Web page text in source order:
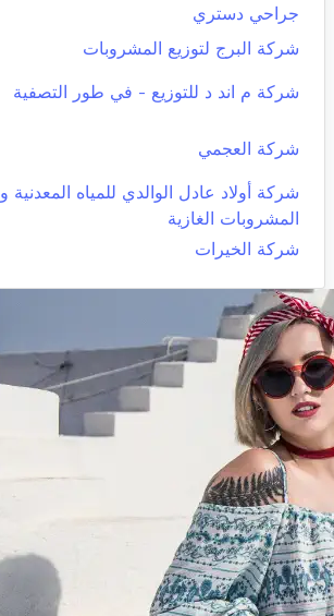
جراحي دستري
شركة البرج لتوزيع المشروبات
شركة م اند د للتوزيع - في طور التصفية
شركة العجمي
شركة أولاد عادل الوالدي للمياه المعدنية و
المشروبات الغازية
شركة الخيرات